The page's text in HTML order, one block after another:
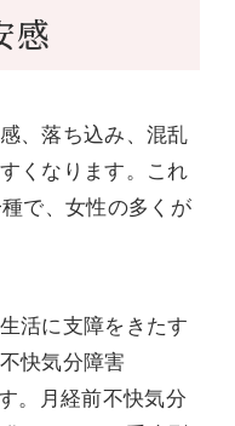
感
、落ち込み、混乱
くなります。これ
で、女性の多くが
活に支障をきたす
快気分障害
。月経前不快気分